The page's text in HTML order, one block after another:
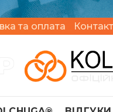
та оплата